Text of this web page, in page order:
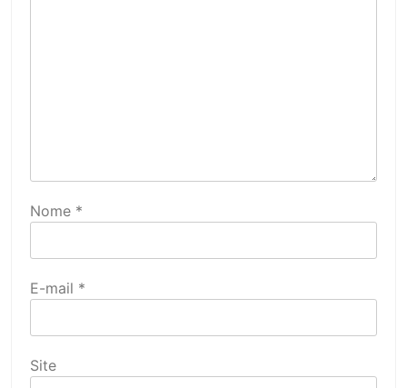
Nome *
E-mail *
Site